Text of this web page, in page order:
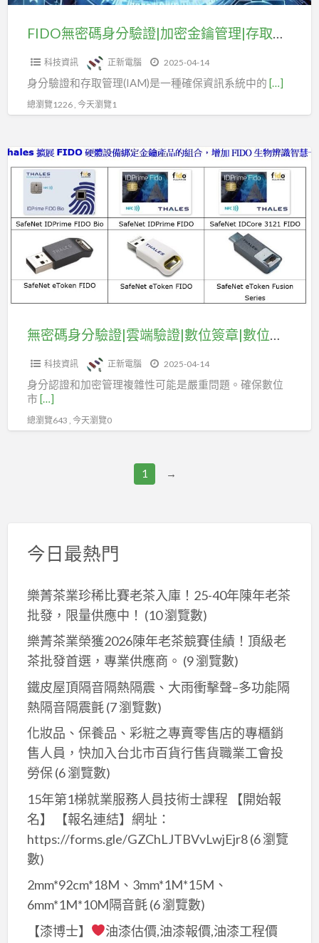
加
FIDO無密碼身分驗證|加密金鑰管理|存取管理
科技資訊 正新電腦 2025-04-14
身分驗證和存取管理(IAM)是一種確保資訊系統中的 […]
總瀏覽1226 , 今天瀏覽1
無
身
分
無密碼身分驗證|雲端驗證|數位簽章|數位憑證
科技資訊 正新電腦 2025-04-14
身分認證和加密管理複雜性可能是嚴重問題。確保數位
市 […]
總瀏覽643 , 今天瀏覽0
1 →
今日最熱門
樂菁茶業珍稀比賽老茶入庫！25-40年陳年老茶
批發，限量供應中！ (10 瀏覽數)
樂菁茶業榮獲2026陳年老茶競賽佳績！頂級老
茶批發首選，專業供應商。 (9 瀏覽數)
鐵皮屋頂隔音隔熱隔震、大雨衝擊聲–多功能隔
熱隔音隔震氈(7 瀏覽數)
化妝品、保養品、彩粧之專賣零售店的專櫃銷
售人員，快加入台北市百貨行售貨職業工會投
勞保(6 瀏覽數)
15年第1梯就業服務人員技術士課程 【開始報
名】 【報名連結】網址：
https://forms.gle/GZChLJTBVvLwjEjr8(6 瀏覽
數)
2mm*92cm*18M、3mm*1M*15M、
6mm*1M*10M隔音氈(6 瀏覽數)
【漆博士】
油漆估價,油漆報價,油漆工程價